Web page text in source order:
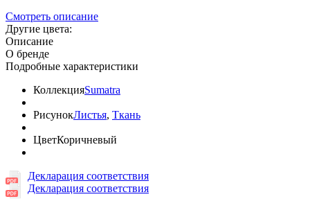
Смотреть описание
Другие цвета:
Описание
О бренде
Подробные характеристики
КоллекцияSumatra
РисунокЛистья, Ткань
ЦветКоричневый
Декларация соответствия
Декларация соответствия